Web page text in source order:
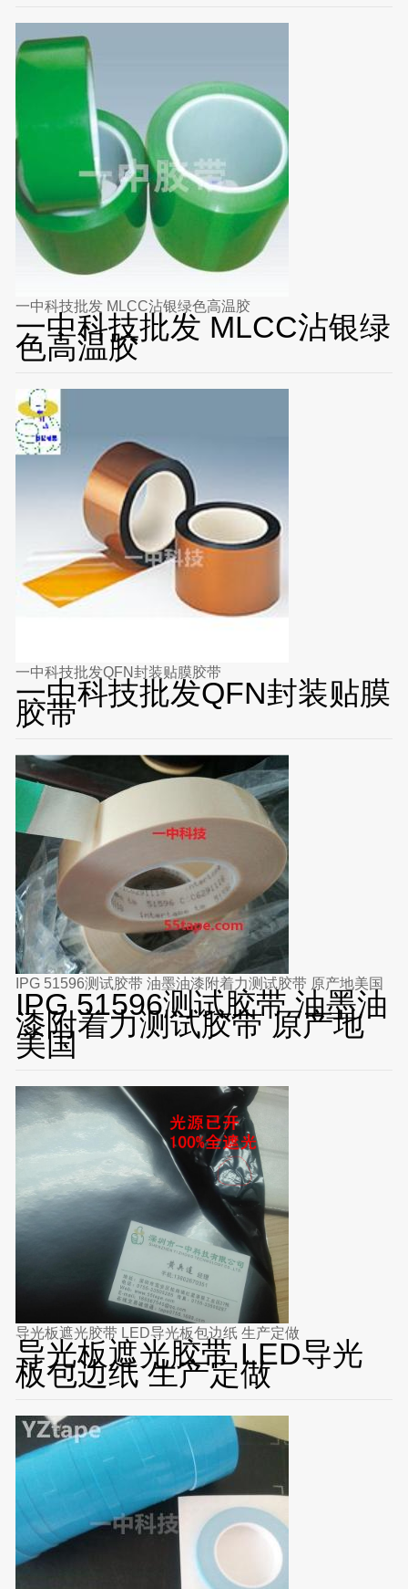
一中科技批发 MLCC沾银绿色高温胶
一中科技批发 MLCC沾银绿
色高温胶
一中科技批发QFN封装贴膜胶带
一中科技批发QFN封装贴膜
胶带
IPG 51596测试胶带 油墨油漆附着力测试胶带 原产地美国
IPG 51596测试胶带 油墨油
漆附着力测试胶带 原产地
美国
导光板遮光胶带 LED导光板包边纸 生产定做
导光板遮光胶带 LED导光
板包边纸 生产定做